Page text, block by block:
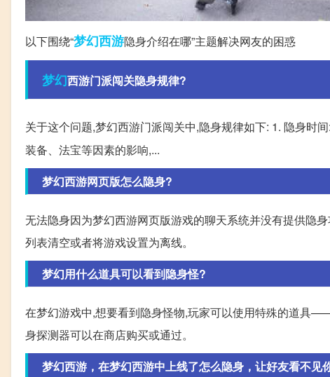
以下围绕“梦幻西游隐身介绍在哪”主题解决网友的困惑
梦幻西游门派闯关隐身规律?
关于这个问题,梦幻西游门派闯关中,隐身规律如下: 1. 隐身时
装备、法宝等因素的影响,...
梦幻西游网页版怎么隐身?
无法隐身因为梦幻西游网页版游戏的聊天系统并没有提供隐
列表清空或者将游戏设置为离线。
梦幻用什么道具可以看到隐身怪?
在梦幻游戏中,想要看到隐身怪物,玩家可以使用特殊的道具
身探测器可以在商店购买或通过。
梦幻西游，在梦幻西游中上线了怎么隐身，让好友看不见